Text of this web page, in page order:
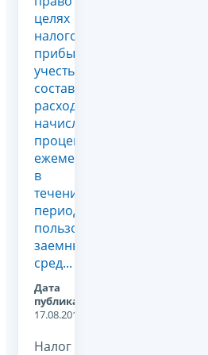
целях
налогообложения
прибыли
учесть в
составе
расходов
начисление
процентов:
ежемесячно
в
течение
периода
пользования
заемными
сред...
Дата
публикации:
17.08.2011
Налог на